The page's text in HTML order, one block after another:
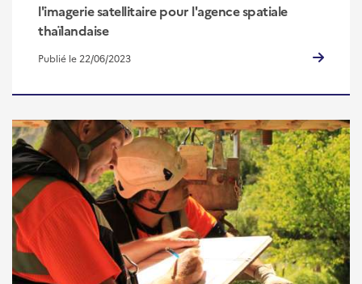
l'imagerie satellitaire pour l'agence spatiale
thaïlandaise
Publié le 22/06/2023